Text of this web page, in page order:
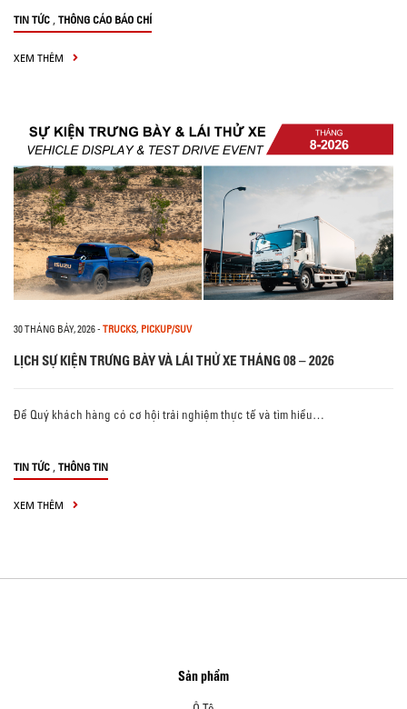
TIN TỨC , THÔNG CÁO BÁO CHÍ
XEM THÊM
30 THÁNG BẢY, 2026- TRUCKS, PICKUP/SUV
LỊCH SỰ KIỆN TRƯNG BÀY VÀ LÁI THỬ XE THÁNG 08 – 2026
Để Quý khách hàng có cơ hội trải nghiệm thực tế và tìm hiểu…
TIN TỨC , THÔNG TIN
XEM THÊM
Sản phẩm